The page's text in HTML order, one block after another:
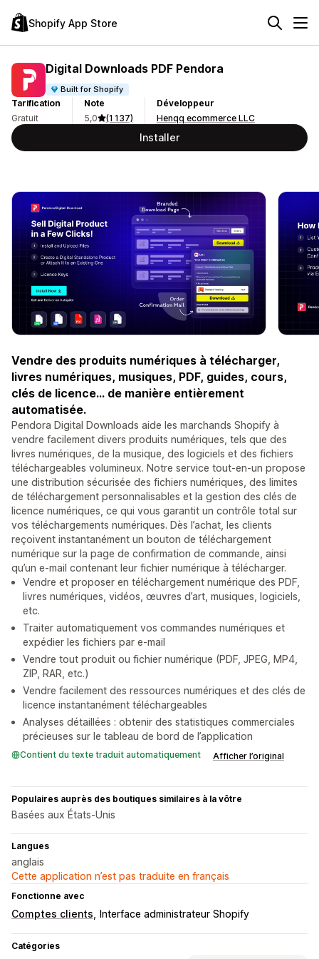
Shopify App Store
Digital Downloads PDF Pendora
Built for Shopify
Tarification
Gratuit
Note
5,0
(1 137)
Développeur
Henqq ecommerce LLC
Installer
Vendre des produits numériques à télécharger,
livres numériques, musiques, PDF, guides, cours,
clés de licence... de manière entièrement
automatisée.
Pendora Digital Downloads aide les marchands Shopify à
vendre facilement divers produits numériques, tels que des
livres numériques, de la musique, des logiciels et des fichiers
téléchargeables volumineux. Notre service tout-en-un propose
une distribution sécurisée des fichiers numériques, des limites
de téléchargement personnalisables et la gestion des clés de
licence numériques, ce qui vous garantit un contrôle total sur
vos téléchargements numériques. Dès l’achat, les clients
reçoivent instantanément un bouton de téléchargement
numérique sur la page de confirmation de commande, ainsi
qu’un e-mail contenant leur fichier numérique à télécharger.
Vendre et proposer en téléchargement numérique des PDF,
livres numériques, vidéos, œuvres d’art, musiques, logiciels,
etc.
Traiter automatiquement vos commandes numériques et
expédier les fichiers par e-mail
Vendre tout produit ou fichier numérique (PDF, JPEG, MP4,
ZIP, RAR, etc.)
Vendre facilement des ressources numériques et des clés de
licence instantanément téléchargeables
Analyses détaillées : obtenir des statistiques commerciales
précieuses sur le tableau de bord de l’application
Contient du texte traduit automatiquement Afficher l’original
Populaires auprès des boutiques similaires à la vôtre
Basées aux États-Unis
Langues
anglais
Cette application n’est pas traduite en français
Fonctionne avec
Comptes clients Interface administrateur Shopify
Catégories